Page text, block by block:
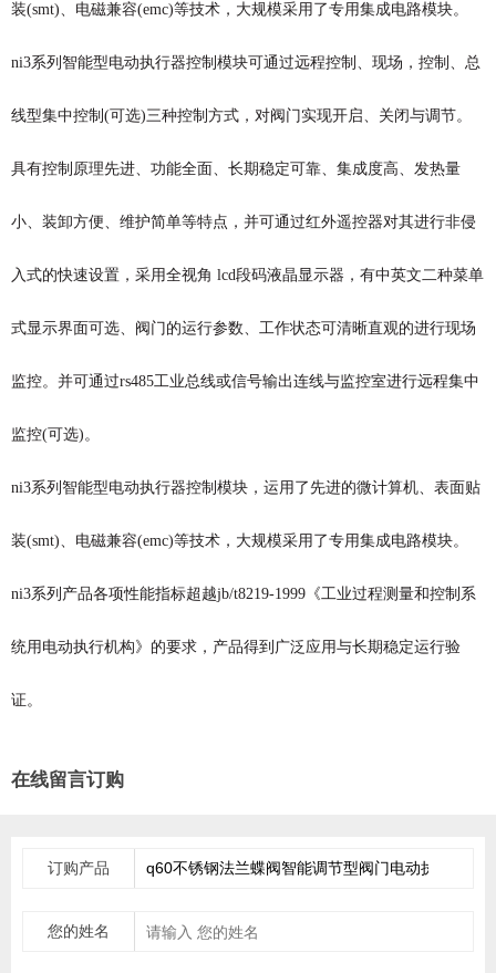
装(smt)、电磁兼容(emc)等技术，大规模采用了专用集成电路模块。
ni3系列智能型电动执行器控制模块可通过远程控制、现场，控制、总
线型集中控制(可选)三种控制方式，对阀门实现开启、关闭与调节。
具有控制原理先进、功能全面、长期稳定可靠、集成度高、发热量
小、装卸方便、维护简单等特点，并可通过红外遥控器对其进行非侵
入式的快速设置，采用全视角 lcd段码液晶显示器，有中英文二种菜单
式显示界面可选、阀门的运行参数、工作状态可清晰直观的进行现场
监控。并可通过rs485工业总线或信号输出连线与监控室进行远程集中
监控(可选)。
ni3系列智能型电动执行器控制模块，运用了先进的微计算机、表面贴
装(smt)、电磁兼容(emc)等技术，大规模采用了专用集成电路模块。
ni3系列产品各项性能指标超越jb/t8219-1999《工业过程测量和控制系
统用电动执行机构》的要求， 产品得到广泛应用与长期稳定运行验
证。
在线留言订购
订购产品
您的姓名